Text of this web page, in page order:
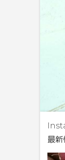
最